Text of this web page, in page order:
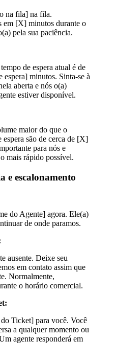
na fila] na fila.
em [X] minutos durante o
pela sua paciência.
de espera atual é de
espera] minutos. Sinta-se à
aberta e nós o(a)
estiver disponível.
maior do que o
são de cerca de [X]
para nós e
mais rápido possível.
e escalonamento
do Agente] agora. Ele(a)
de onde paramos.
ausente. Deixe seu
em contato assim que
Normalmente,
o horário comercial.
Ticket] para você. Você
a qualquer momento ou
agente responderá em